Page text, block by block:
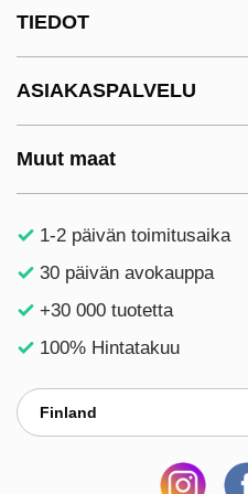
TIEDOT
ASIAKASPALVELU
Muut maat
1-2 päivän toimitusaika
30 päivän avokauppa
+30 000 tuotetta
100% Hintatakuu
Finland